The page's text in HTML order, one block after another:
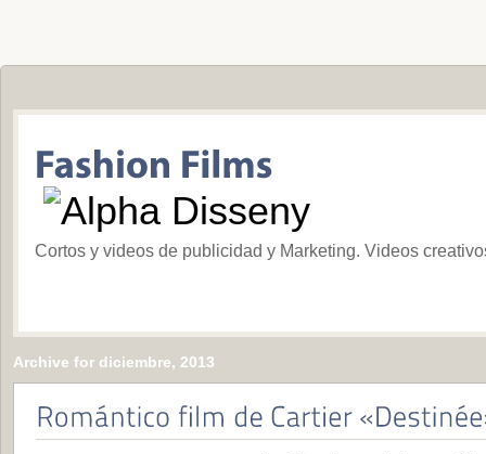
Cortos y videos de publicidad y Marketing. Videos
Archive for diciembre, 2013